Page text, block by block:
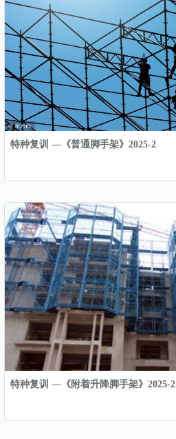
特种复训 —《普通脚手架》2025-2
特种复训 —《附着升降脚手架》2025-2